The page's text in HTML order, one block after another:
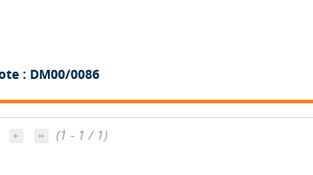
: DM00/0086
(1 - 1 / 1)